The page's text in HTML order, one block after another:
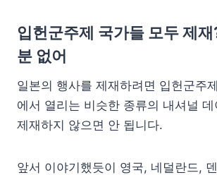
입헌군주제 국가들 모두 제재
분 없어
일본의 행사를 제재하려면 입헌군주
에서 열리는 비슷한 종류의 내셔널
제재하지 않으면 안 됩니다.
앞서 이야기했듯이 영국, 네덜란드,